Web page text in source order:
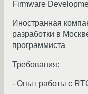
Firmware
Иностранная
разработки в
программиста
Требования:
- Опыт работы с